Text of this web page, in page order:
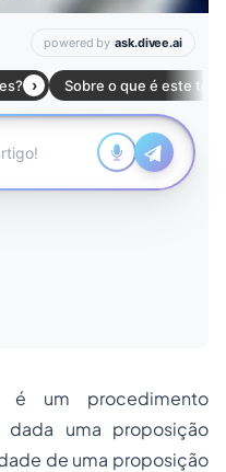
é um procedimento
uma proposição
de uma proposição